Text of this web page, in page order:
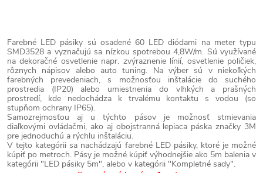
v
l
á
d
a
c
i
e
p
Farebné LED pásiky sú osadené 60 LED diódami na meter typu
SMD3528 a vyznačujú sa nízkou spotrebou 4,8W/m. Sú využívané
na dekoračné osvetlenie napr. zvýraznenie línií, osvetlenie poličiek,
rôznych nápisov alebo auto tuning. Na výber sú v niekoľkých
farebných prevedeniach, s možnosťou inštalácie do suchého
prostredia (IP20) alebo umiestnenia do vlhkých a prašných
prostredí, kde nedochádza k trvalému kontaktu s vodou (so
stupňom ochrany IP65).
Samozrejmosťou aj u týchto pásov je možnosť stmievania
diaľkovými ovládačmi, ako aj obojstranná lepiaca páska značky 3M
pre jednoduchú a rýchlu inštaláciu.
V tejto kategórii sa nachádzajú farebné LED pásiky, ktoré je možné
kúpiť po metroch. Pásy je možné kúpiť výhodnejšie ako 5m balenia v
kategórii "LED pásiky 5m", alebo v kategórii "Kompletné sady".